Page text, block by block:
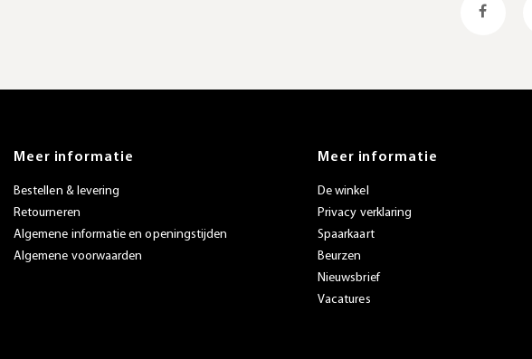
Meer informatie
Bestellen & levering
Retourneren
Algemene informatie en openingstijden
Algemene voorwaarden
Meer informatie
De winkel
Privacy verklaring
Spaarkaart
Beurzen
Nieuwsbrief
Vacatures